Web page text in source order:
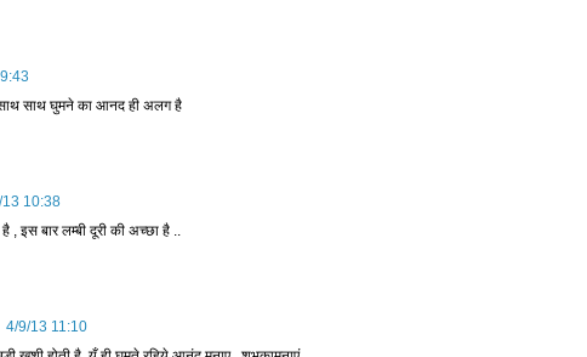
साथ साथ घुमने का आनद ही अलग है
13 10:38
, इस बार लम्बी दूरी की अच्छा है ..
4/9/13 11:10